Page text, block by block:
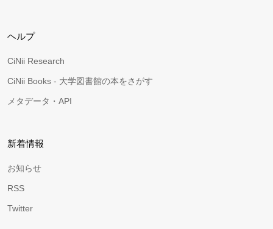
ヘルプ
CiNii Research
CiNii Books - 大学図書館の本をさがす
メタデータ・API
新着情報
お知らせ
RSS
Twitter